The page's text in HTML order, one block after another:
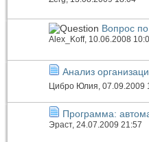
Вопрос
Alex_Koff, 10.06.2008
Анализ
Цибро Юлия, 07.09.2009
Программа:
Эраст, 24.07.2009 21:57